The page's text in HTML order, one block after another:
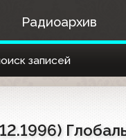
Радиоархив
записей